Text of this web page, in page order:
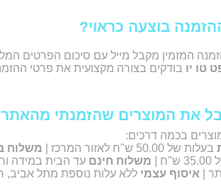
בוצעה כראוי?
המזמין מקבל מייל עם סיכום הפרטים
טו יו בודקים בצורה מקצועית את פרטי
את המוצרים שהזמנתי
בכמה דרכים:
בעלות של 50.00 ש"ח לאזור המרכז |
משלוח
| משלוח חינם עד הבית במידה
איסוף עצמי